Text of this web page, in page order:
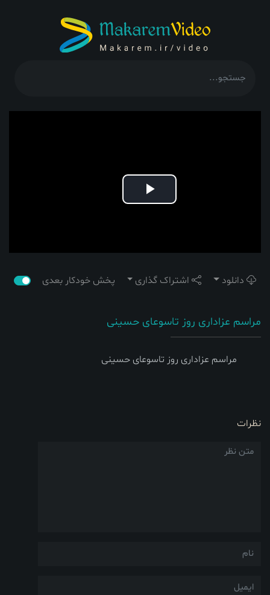
Play
دانلود اشتراک گذاری پخش خودکار بعدی
مراسم عزاداری روز تاسوعای حسینی
مراسم عزاداری روز تاسوعای حسینی
نظرات